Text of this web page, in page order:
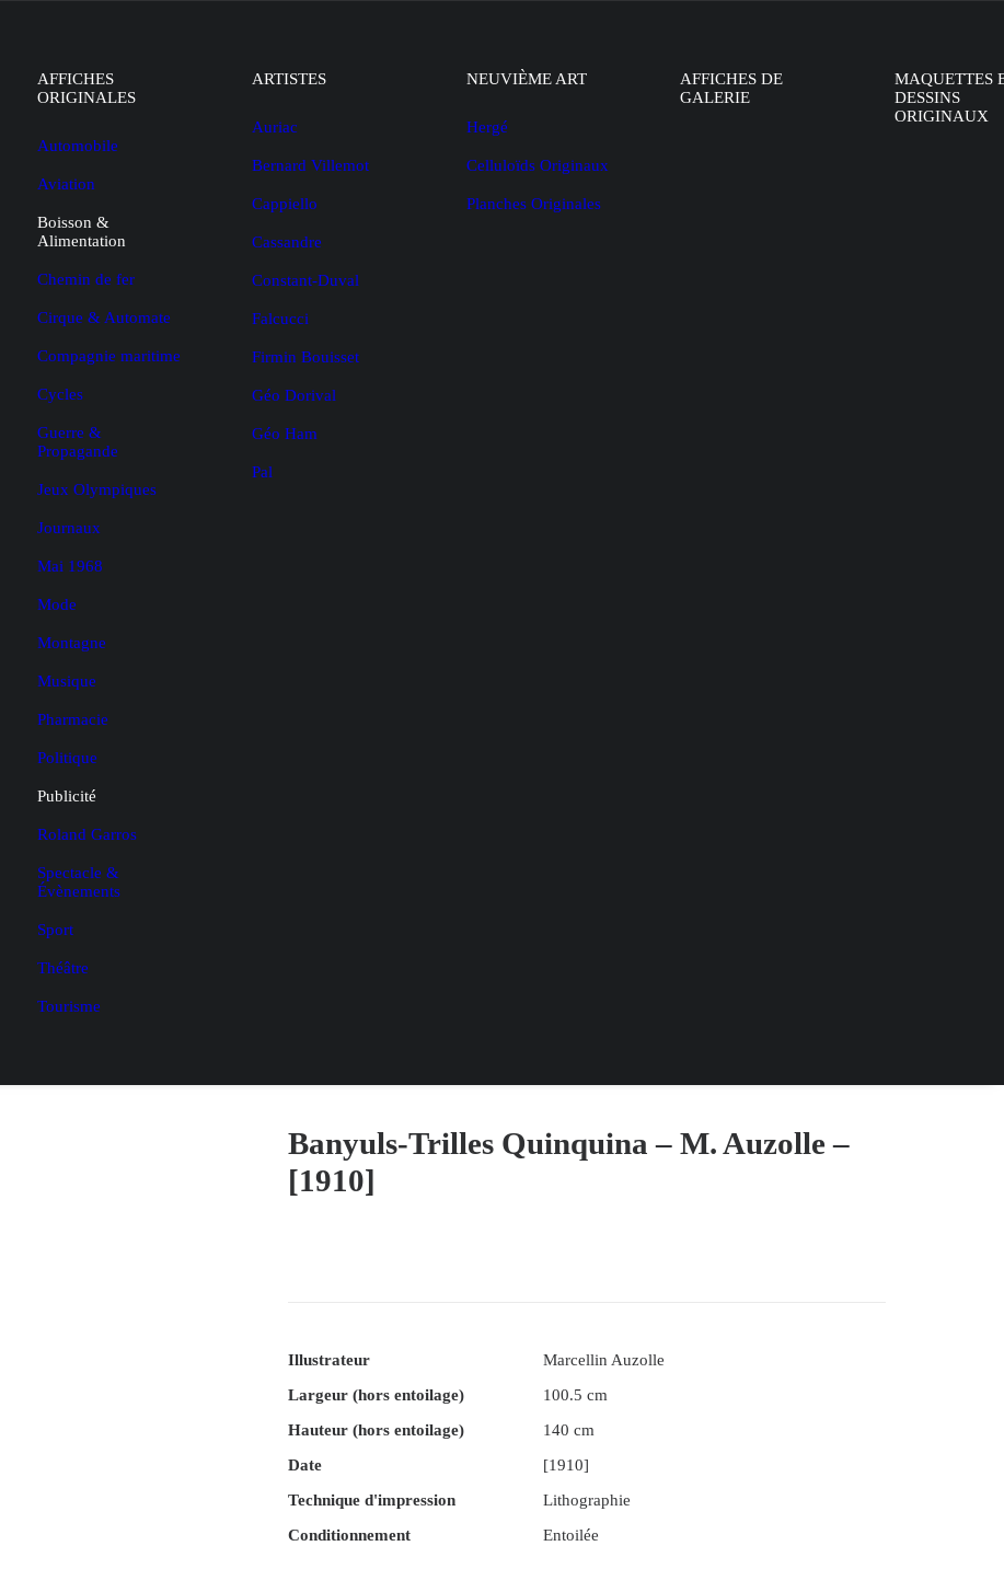
AFFICHES
ORIGINALES
Automobile
Aviation
Boisson &
Alimentation
Chemin de fer
Cirque & Automate
Compagnie maritime
Cycles
Guerre &
Propagande
Jeux Olympiques
Journaux
Mai 1968
Mode
Montagne
Musique
Pharmacie
Politique
Publicité
Roland Garros
Spectacle &
Évènements
Sport
Théâtre
Tourisme
ARTISTES
Auriac
Bernard Villemot
Cappiello
Cassandre
Constant-Duval
Falcucci
Firmin Bouisset
Géo Dorival
Géo Ham
Pal
NEUVIÈME ART
Hergé
Celluloïds Originaux
Planches Originales
AFFICHES DE
GALERIE
MAQUETTES
DESSINS
ORIGINAUX
Banyuls-Trilles Quinquina – M. Auzolle –
[1910]
Illustrateur
Marcellin Auzolle
Largeur (hors entoilage)
100.5 cm
Hauteur (hors entoilage)
140 cm
Date
[1910]
Technique d'impression
Lithographie
Conditionnement
Entoilée